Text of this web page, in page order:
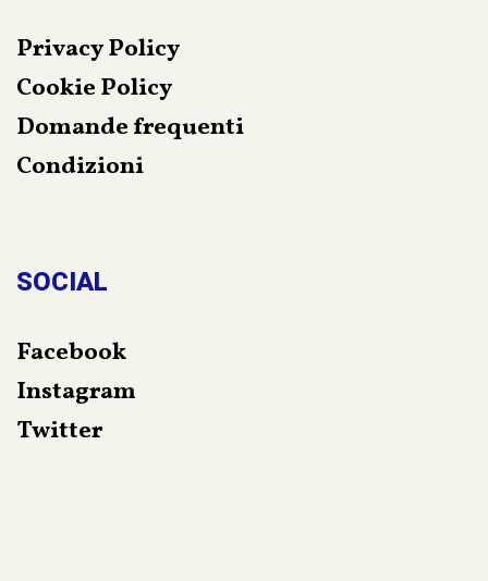
Privacy Policy
Cookie Policy
Domande frequenti
Condizioni
SOCIAL
Facebook
Instagram
Twitter